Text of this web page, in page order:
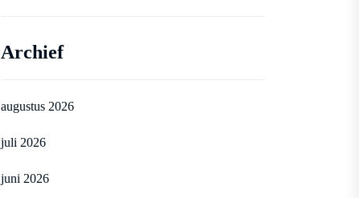
Archief
augustus 2026
juli 2026
juni 2026